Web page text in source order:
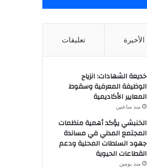
الأخيرة تعليقات
خديعة الشهادات: انزياح
الوظيفة المعرفية وسقوط
المعايير الأكاديمية
منذ ساعتين
الخنبشي يؤكد أهمية منظمات
المجتمع المدني في مساندة
جهود السلطات المحلية ودعم
القطاعات الحيوية
منذ يومين